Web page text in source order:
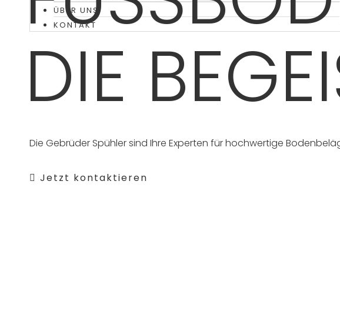
ÜBER UNS
KONTAKT
DIE
Die Gebrüder Spühler sind Ihre Experten für hochwertige
Jetzt kontaktieren